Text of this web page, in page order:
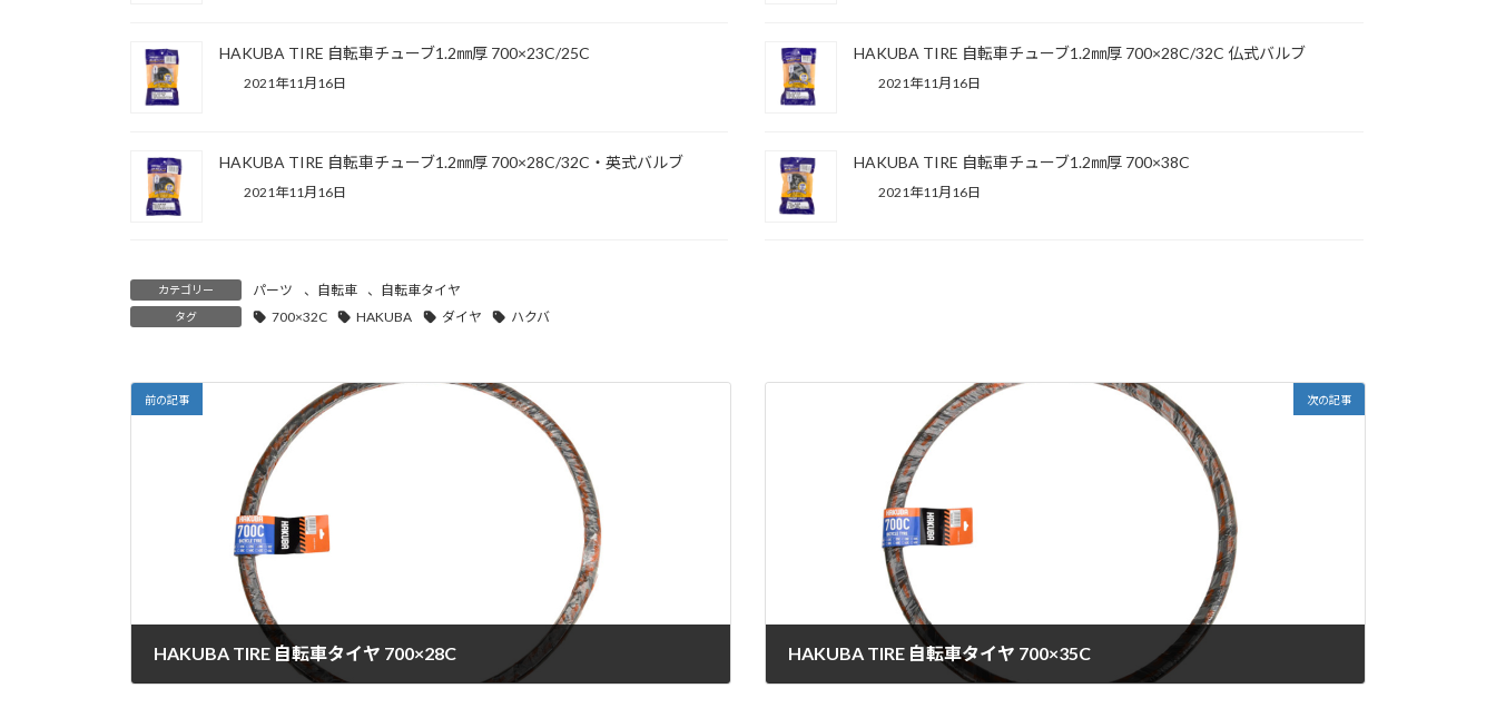
HAKUBA TIRE 自転車チューブ1.2㎜厚 700×23C/25C
2021年11月16日
HAKUBA TIRE 自転車チューブ1.2㎜厚 700×28C/32C 仏式バルブ
2021年11月16日
HAKUBA TIRE 自転車チューブ1.2㎜厚 700×28C/32C・英式バルブ
2021年11月16日
HAKUBA TIRE 自転車チューブ1.2㎜厚 700×38C
2021年11月16日
カテゴリー パーツ 、 自転車 、 自転車タイヤ
タグ 700×32C HAKUBA ダイヤ ハクバ
前の記事
HAKUBA TIRE 自転車タイヤ 700×28C
次の記事
HAKUBA TIRE 自転車タイヤ 700×35C